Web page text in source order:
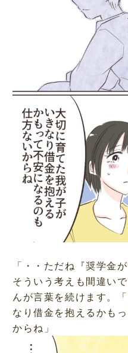
「・・ただね『奨学金
そういう考えも間違い
んが言葉を続けます。
なり借金を抱えるかも
からね」